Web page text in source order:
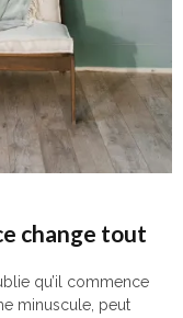
change tout
qu’il commence
minuscule, peut